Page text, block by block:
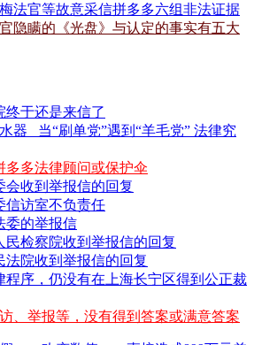
法官等故意采信拼多多六组非法证据
隐瞒的《光盘》与认定的事实有五大
终于还是来信了
器 _当“刷单党”遇到“羊毛党” 法律究
多多法律顾问或保护伞
会收到举报信的回复
信访室不负责任
委的举报信
民检察院收到举报信的回复
法院收到举报信的回复
程序，仍没有在上海长宁区得到公正裁
、举报等，没有得到答案或满意答案